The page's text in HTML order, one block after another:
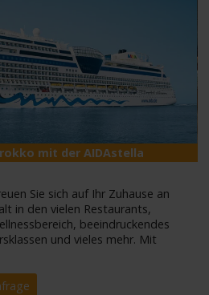
mit der AIDAstella
Sie sich auf Ihr Zuhause an
in den vielen Restaurants,
beeindruckendes
und vieles mehr. Mit